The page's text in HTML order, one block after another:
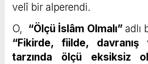
velî bir alperendi.
O, “Ölçü İslâm Olmalı” adlı
“Fikirde, fiilde, davranış
tarzında ölçü eksiksiz